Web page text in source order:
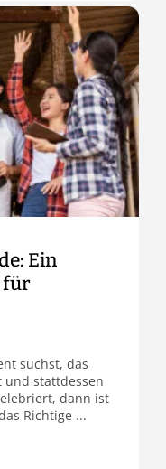
Ein
für
suchst, das
und stattdessen
dann ist
Richtige ...